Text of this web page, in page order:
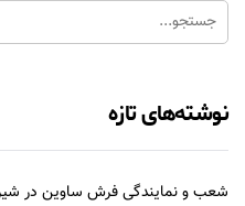
نوشته‌های تازه
شعب و نمایندگی فرش ساوین در